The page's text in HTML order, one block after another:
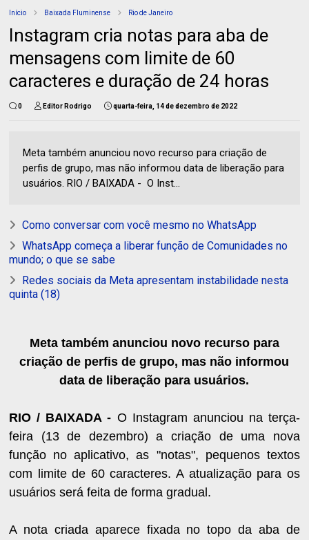
Início Baixada Fluminense Rio de Janeiro
Instagram cria notas para aba de
mensagens com limite de 60
caracteres e duração de 24 horas
0 Editor Rodrigo quarta-feira, 14 de dezembro de 2022
Meta também anunciou novo recurso para criação de
perfis de grupo, mas não informou data de liberação para
usuários. RIO / BAIXADA - O Inst...
Como conversar com você mesmo no WhatsApp
WhatsApp começa a liberar função de Comunidades no
mundo; o que se sabe
Redes sociais da Meta apresentam instabilidade nesta
quinta (18)
Meta também anunciou novo recurso para
criação de perfis de grupo, mas não informou
data de liberação para usuários.
RIO / BAIXADA - O Instagram anunciou na terça-
feira (13 de dezembro) a criação de uma nova
função no aplicativo, as "notas", pequenos textos
com limite de 60 caracteres. A atualização para os
usuários será feita de forma gradual.
A nota criada aparece fixada no topo da aba de